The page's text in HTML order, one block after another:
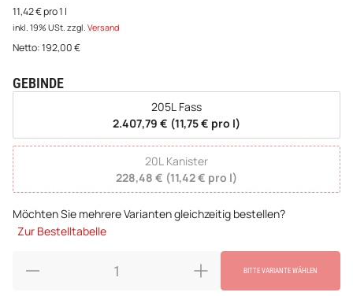
11,42 € pro 1 l
inkl. 19% USt. zzgl. Versand
Netto:192,00€
GEBINDE
wählen
205L Fass
2.407,79 € (11,75 € pro l)
20L Kanister
228,48 € (11,42 € pro l)
Möchten Sie mehrere Varianten gleichzeitig bestellen?
Zur Bestelltabelle
BITTE VARIANTE WÄHLEN